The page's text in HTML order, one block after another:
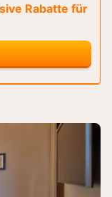
Rabatte für